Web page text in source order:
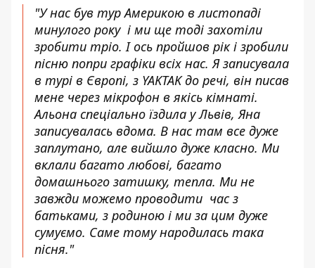
"У нас був тур Америкою в листопаді
минулого року і ми ще тоді захотіли
зробити тріо. І ось пройшов рік і зробили
пісню попри графіки всіх нас. Я записувала
в турі в Європі, з YAKTAK до речі, він писав
мене через мікрофон в якісь кімнаті.
Альона спеціально їздила у Львів, Яна
записувалась вдома. В нас там все дуже
заплутано, але вийшло дуже класно. Ми
вклали багато любові, багато
домашнього затишку, тепла. Ми не
завжди можемо проводити час з
батьками, з родиною і ми за цим дуже
сумуємо. Саме тому народилась така
пісня."